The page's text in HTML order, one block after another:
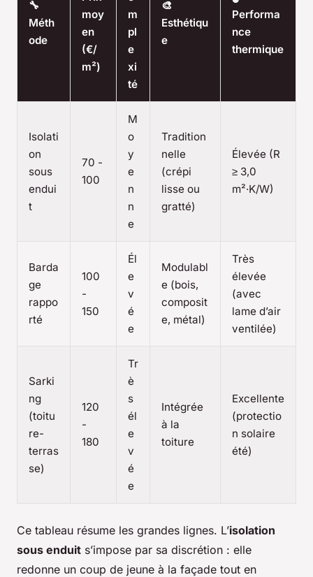
🔧
Méth
ode
moy
en
(€/
m²)
m
pl
e
xi
té
🎨
Esthétiqu
e
Performa
nce
thermique
Isolati
on
sous
endui
t
70 -
100
M
o
y
e
n
n
e
Tradition
nelle
(crépi
lisse ou
gratté)
Élevée (R
≥ 3,0
m²·K/W)
Barda
ge
rappo
rté
100
-
150
Él
e
v
é
e
Modulabl
e (bois,
composit
e, métal)
Très
élevée
(avec
lame d’air
ventilée)
Sarki
ng
(toitu
re-
terras
se)
120
-
180
Tr
è
s
él
e
v
é
e
Intégrée
à la
toiture
Excellente
(protectio
n solaire
été)
Ce tableau résume les grandes lignes. L’isolation
sous enduit s’impose par sa discrétion : elle
redonne un coup de jeune à la façade tout en